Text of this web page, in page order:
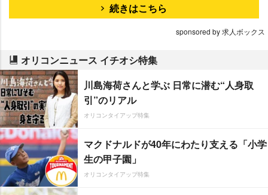
続きはこちら
sponsored by 求人ボックス
オリコンニュース イチオシ特集
川島海荷さんと学ぶ 日常に潜む“人身取
引”のリアル
オリコンタイアップ特集
マクドナルドが40年にわたり支える「小学
生の甲子園」
オリコンタイアップ特集